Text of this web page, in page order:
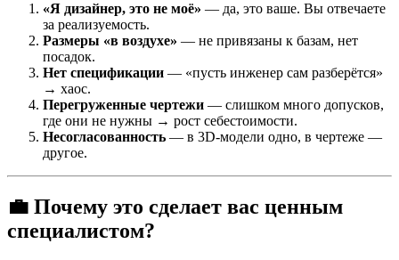
«Я дизайнер, это не моё» — да, это ваше. Вы отвечаете
за реализуемость.
Размеры «в воздухе» — не привязаны к базам, нет
посадок.
Нет спецификации — «пусть инженер сам разберётся»
→ хаос.
Перегруженные чертежи — слишком много допусков,
где они не нужны → рост себестоимости.
Несогласованность — в 3D-модели одно, в чертеже —
другое.
💼 Почему это сделает вас ценным
специалистом?